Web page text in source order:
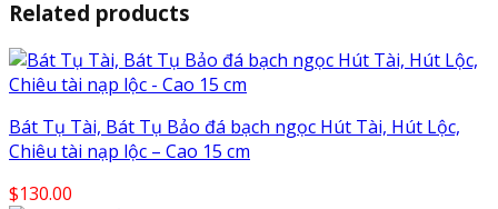
Related products
Bát Tụ Tài, Bát Tụ Bảo đá bạch ngọc Hút Tài, Hút Lộc,
Chiêu tài nạp lộc – Cao 15 cm
$130.00